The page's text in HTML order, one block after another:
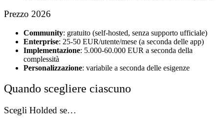
Prezzo 2026
Community: gratuito (self-hosted, senza supporto ufficiale)
Enterprise: 25-50 EUR/utente/mese (a seconda delle app)
Implementazione: 5.000-60.000 EUR a seconda della
complessità
Personalizzazione: variabile a seconda delle esigenze
Quando scegliere ciascuno
Scegli Holded se…